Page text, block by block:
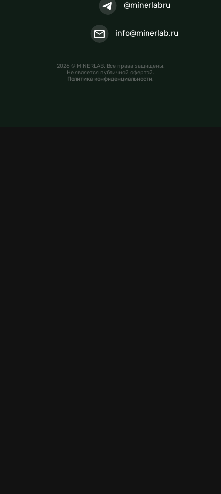
@minerlabru
info@minerlab.ru
2026 © MINERLAB. Все права защищены.
Не является публичной офертой.
Политика конфиденциальности.